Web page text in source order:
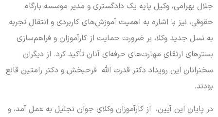
جلال بهرامی، وکیل پایه یک دادگستری و مدیر موسسه بارگاه
حقوقی، نیز با اشاره به اهمیت آموزش‌های کاربردی و انتقال تجربه
به نسل جدید وکلا، بر ضرورت حمایت از کارآموزان و فراهم‌سازی
بسترهای ارتقای مهارت‌های حرفه‌ای آنان تأکید کرد. از دیگران
سخنرانان این رویداد دکتر قدرت الله فرحبخش و دکتر رامتین قانع
بودند.‌
در پایان این آیین، از کارآموزان وکلای جوان تجلیل به عمل آمد، و